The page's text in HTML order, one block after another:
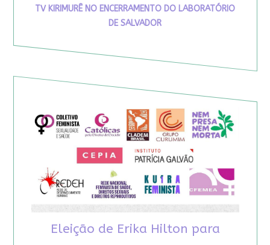
TV KIRIMURÊ NO ENCERRAMENTO DO LABORATÓRIO
DE SALVADOR
Eleição de Erika Hilton para